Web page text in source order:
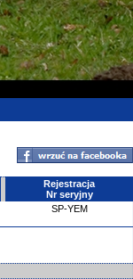
Rejestracja
Nr seryjny
SP-YEM